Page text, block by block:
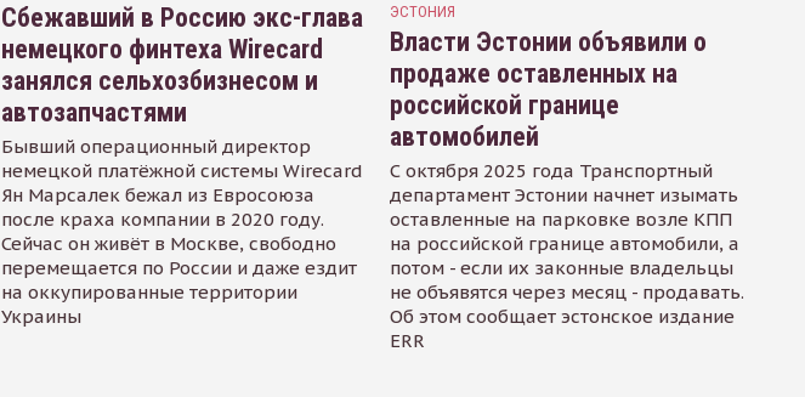
Сбежавший в Россию экс-глава
немецкого финтеха Wirecard
занялся сельхозбизнесом и
автозапчастями
Бывший операционный директор
немецкой платёжной системы Wirecard
Ян Марсалек бежал из Евросоюза
после краха компании в 2020 году.
Сейчас он живёт в Москве, свободно
перемещается по России и даже ездит
на оккупированные территории
Украины
ЭСТОНИЯ
Власти Эстонии объявили о
продаже оставленных на
российской границе
автомобилей
С октября 2025 года Транспортный
департамент Эстонии начнет изымать
оставленные на парковке возле КПП
на российской границе автомобили, а
потом - если их законные владельцы
не объявятся через месяц - продавать.
Об этом сообщает эстонское издание
ERR